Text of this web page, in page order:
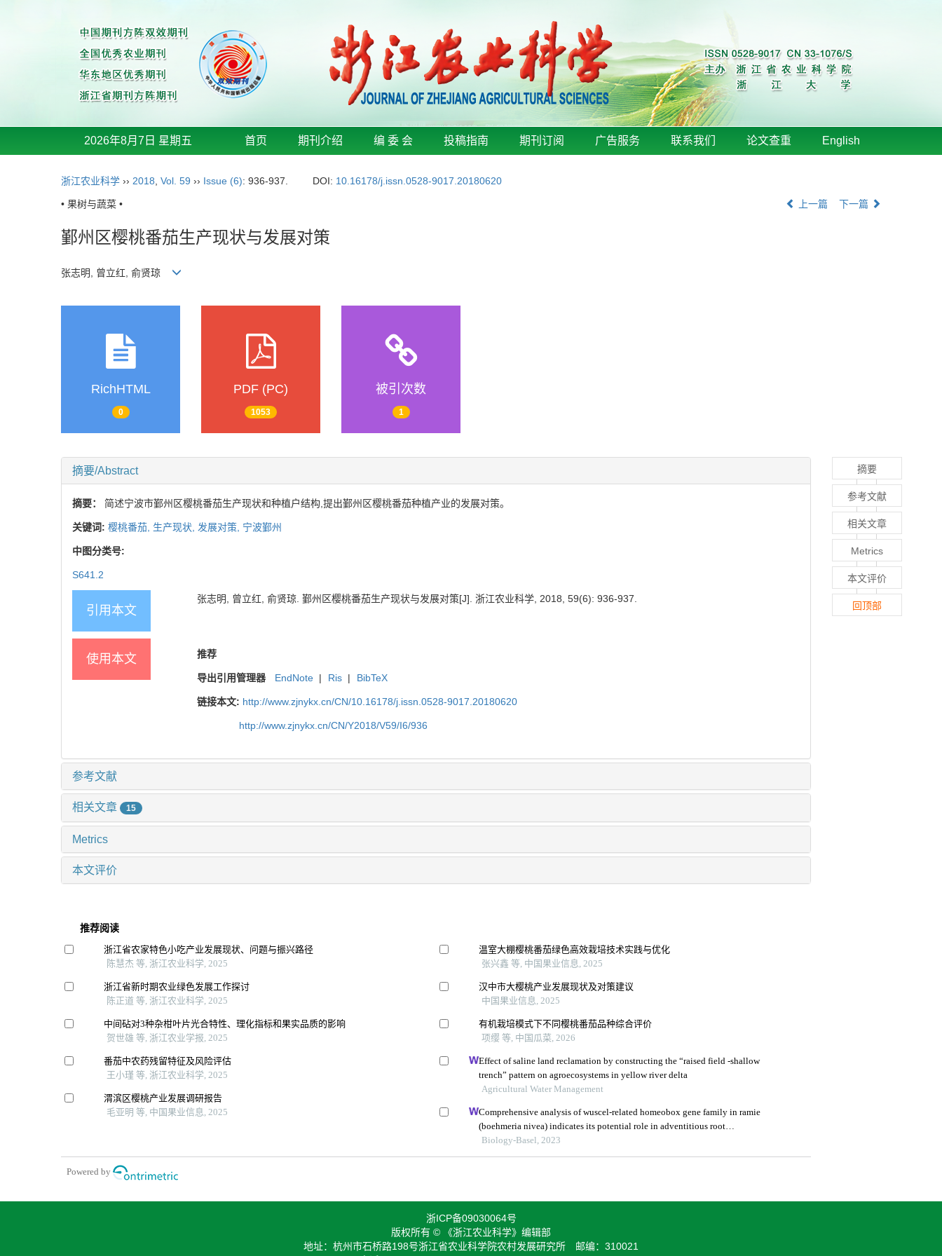
2026年8月7日 星期五 首页 期刊介绍 编 委 会 投稿指南 期刊订阅 广告服务 联系我们 论文查重 English
浙江农业科学 ›› 2018 Vol. 59 ›› Issue (6): 936-937. DOI: 10.16178/j.issn.0528-9017.20180620
• 果树与蔬菜 • 上一篇 下一篇
鄞州区樱桃番茄生产现状与发展对策
张志明, 曾立红, 俞贤琼
RichHTML
0
PDF (PC)
1053
被引次数
1
摘要/Abstract
摘要： 简述宁波市鄞州区樱桃番茄生产现状和种植户结构,提出鄞州区樱桃番茄种植产业的发展对策。
关键词: 樱桃番茄, 生产现状, 发展对策, 宁波鄞州
中图分类号:
S641.2
引用本文
张志明, 曾立红, 俞贤琼. 鄞州区樱桃番茄生产现状与发展对策[J]. 浙江农业科学, 2018, 59(6): 936-937.
使用本文 推荐
导出引用管理器 EndNote | Ris | BibTeX
链接本文: http://www.zjnykx.cn/CN/10.16178/j.issn.0528-9017.20180620
http://www.zjnykx.cn/CN/Y2018/V59/I6/936
参考文献
相关文章 15
Metrics
本文评价
推荐阅读
浙江省农家特色小吃产业发展现状、问题与振兴路径
陈慧杰 等, 浙江农业科学, 2025
浙江省新时期农业绿色发展工作探讨
陈正道 等, 浙江农业科学, 2025
中间砧对3种杂柑叶片光合特性、理化指标和果实品质的影响
贺世雄 等, 浙江农业学报, 2025
番茄中农药残留特征及风险评估
王小瑾 等, 浙江农业科学, 2025
渭滨区樱桃产业发展调研报告
毛亚明 等, 中国果业信息, 2025
温室大棚樱桃番茄绿色高效栽培技术实践与优化
张兴鑫 等, 中国果业信息, 2025
汉中市大樱桃产业发展现状及对策建议
中国果业信息, 2025
有机栽培模式下不同樱桃番茄品种综合评价
项缨 等, 中国瓜菜, 2026
Effect of saline land reclamation by constructing the “raised field -shallow
trench” pattern on agroecosystems in yellow river delta
Agricultural Water Management
Comprehensive analysis of wuscel-related homeobox gene family in ramie
(boehmeria nivea) indicates its potential role in adventitious root
development
Biology-Basel, 2023
Powered by
摘要
参考文献
相关文章
Metrics
本文评价
回顶部
浙ICP备09030064号
版权所有 © 《浙江农业科学》编辑部
地址：杭州市石桥路198号浙江省农业科学院农村发展研究所 邮编：310021